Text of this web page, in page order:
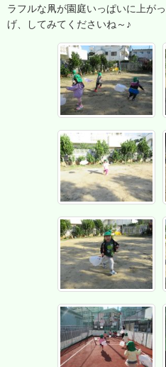
ラフルな凧が園庭いっぱいに上が
げ、してみてくださいね～♪